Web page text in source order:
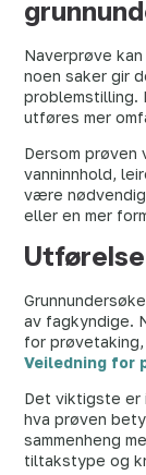
Naverprøve
noen saker gir
problemstilling.
utføres mer
Dersom prøven
vanninnhold,
være
eller en mer
av fagkyndige.
for
Veiledning for
Det viktigste er
hva prøven
sammenheng
tiltakstype og